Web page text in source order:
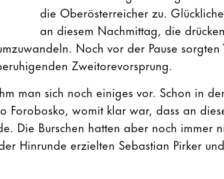
die Oberösterreicher zu.
an diesem Nachmittag, die
Noch vor der Pause sorgten
Zweitorevorsprung.
man sich noch einiges vor. Schon in
Forobosko, womit klar war, dass an
Die Burschen hatten aber noch immer
Hinrunde erzielten Sebastian Pirker